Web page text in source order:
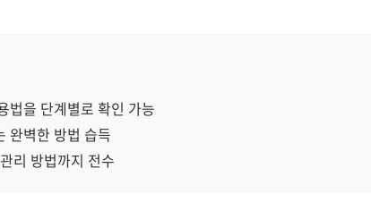
법을 단계별로 확인 가능
완벽한 방법 습득
리 방법까지 전수